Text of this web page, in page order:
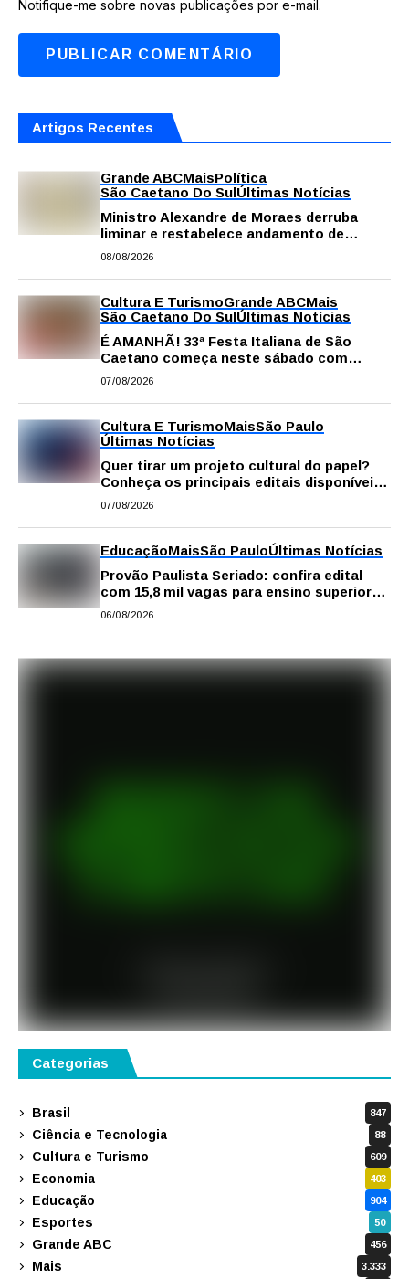
Notifique-me sobre novas publicações por e-mail.
Artigos Recentes
Grande ABCMaisPolítica
São Caetano Do SulÚltimas Notícias
Ministro Alexandre de Moraes derruba
liminar e restabelece andamento de
comissão processante contra vereador
08/08/2026
Cultura E TurismoGrande ABCMais
São Caetano Do SulÚltimas Notícias
É AMANHÃ! 33ª Festa Italiana de São
Caetano começa neste sábado com
gastronomia, música e solidariedade
07/08/2026
Cultura E TurismoMaisSão Paulo
Últimas Notícias
Quer tirar um projeto cultural do papel?
Conheça os principais editais disponíveis
em São Paulo
07/08/2026
EducaçãoMaisSão PauloÚltimas Notícias
Provão Paulista Seriado: confira edital
com 15,8 mil vagas para ensino superior
público
06/08/2026
Categorias
Brasil 847
Ciência e Tecnologia 88
Cultura e Turismo 609
Economia 403
Educação 904
Esportes 50
Grande ABC 456
Mais 3.333